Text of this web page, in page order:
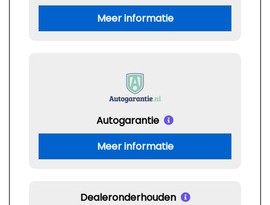
Meer informatie
Autogarantie
Meer informatie
Dealeronderhouden